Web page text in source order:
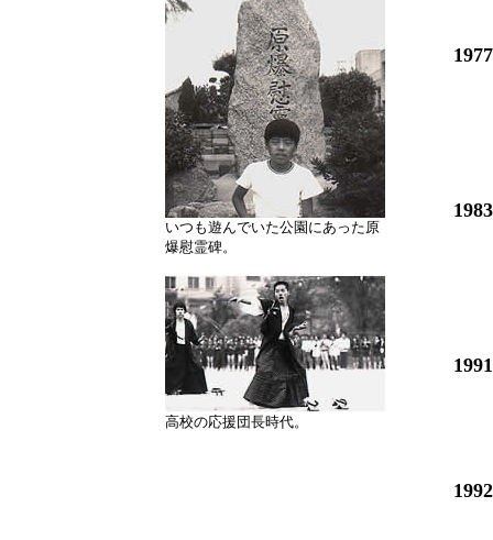
いつも遊んでいた公園にあった原
爆慰霊碑。
高校の応援団長時代。